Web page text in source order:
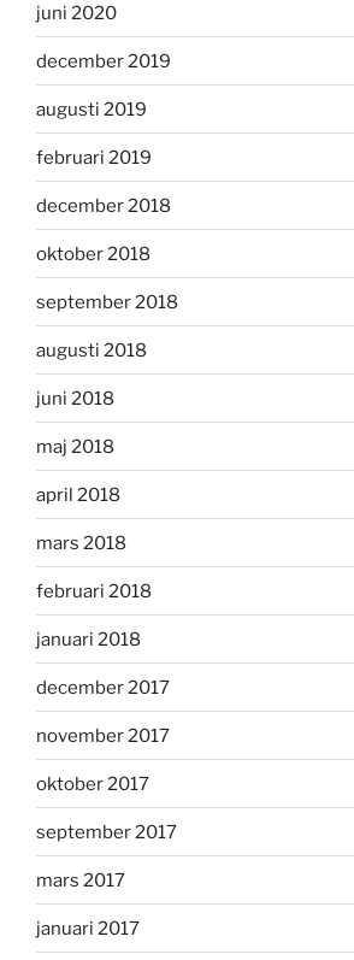
juni 2020
december 2019
augusti 2019
februari 2019
december 2018
oktober 2018
september 2018
augusti 2018
juni 2018
maj 2018
april 2018
mars 2018
februari 2018
januari 2018
december 2017
november 2017
oktober 2017
september 2017
mars 2017
januari 2017